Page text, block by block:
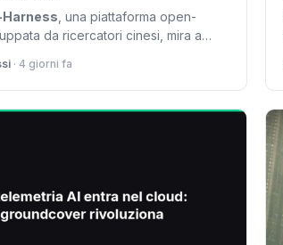
, una piattaforma open-
da ricercatori cinesi, mira a
aziende e la produzione casuale
parte degli LLM. Questo approccio
significativi nell'efficienza
· 4 giorni fa